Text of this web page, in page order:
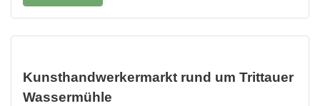
Kunsthandwerkermarkt rund um Trittauer
Wassermühle